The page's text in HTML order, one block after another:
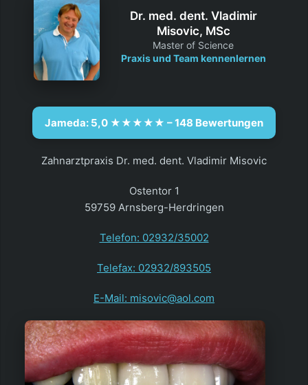
Dr. med. dent. Vladimir
Misovic, MSc
Master of Science
Praxis und Team kennenlernen
Jameda: 5,0 ★★★★★ – 148 Bewertungen
Zahnarztpraxis Dr. med. dent. Vladimir Misovic
Ostentor 1
59759 Arnsberg-Herdringen
Telefon: 02932/35002
Telefax: 02932/893505
E-Mail: misovic@aol.com